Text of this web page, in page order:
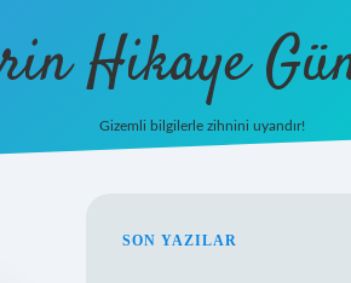
Hikaye
Gizemli bilgilerle zihnini uyandır!
SIDEBAR
SON YAZILAR